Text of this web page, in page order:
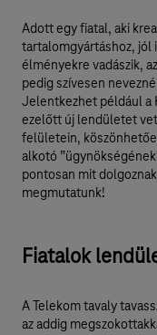
Adott egy fiatal, aki
tartalomgyártáshoz, jól
élményekre vadászik,
pedig szívesen
Jelentkezhet például a
ezelőtt új lendületet
felületein,
alkotó
pontosan mit
megmutatunk!
Fiatalok
A Telekom tavaly
az addig